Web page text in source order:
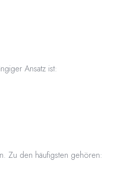
Ansatz ist:
Zu den häufigsten gehören: